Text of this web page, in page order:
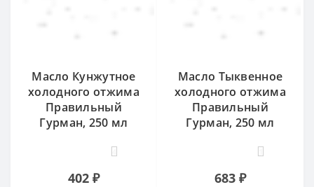
Масло Кунжутное
холодного отжима
Правильный
Гурман, 250 мл
402 ₽
Масло Тыквенное
холодного отжима
Правильный
Гурман, 250 мл
683 ₽